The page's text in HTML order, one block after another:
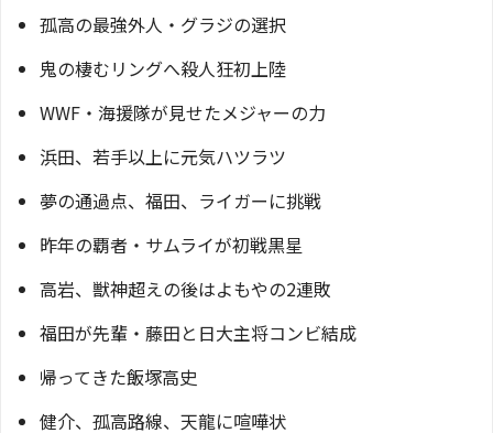
孤高の最強外人・グラジの選択
鬼の棲むリングへ殺人狂初上陸
WWF・海援隊が見せたメジャーの力
浜田、若手以上に元気ハツラツ
夢の通過点、福田、ライガーに挑戦
昨年の覇者・サムライが初戦黒星
高岩、獣神超えの後はよもやの2連敗
福田が先輩・藤田と日大主将コンビ結成
帰ってきた飯塚高史
健介、孤高路線、天龍に喧嘩状